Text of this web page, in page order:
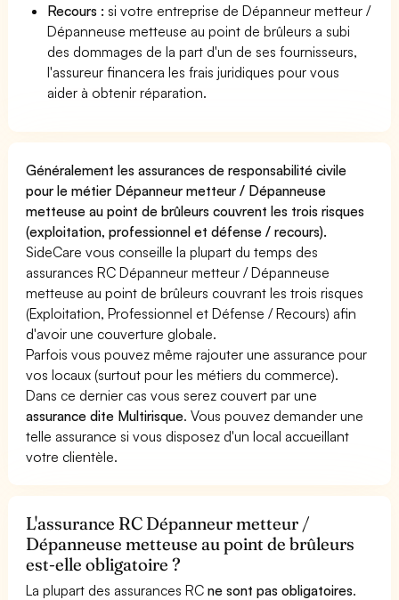
Recours : si votre entreprise de Dépanneur metteur /
Dépanneuse metteuse au point de brûleurs a subi
des dommages de la part d'un de ses fournisseurs,
l'assureur financera les frais juridiques pour vous
aider à obtenir réparation.
Généralement les assurances de responsabilité civile
pour le métier Dépanneur metteur / Dépanneuse
metteuse au point de brûleurs couvrent les trois risques
(exploitation, professionnel et défense / recours).
SideCare vous conseille la plupart du temps des
assurances RC Dépanneur metteur / Dépanneuse
metteuse au point de brûleurs couvrant les trois risques
(Exploitation, Professionnel et Défense / Recours) afin
d'avoir une couverture globale.
Parfois vous pouvez même rajouter une assurance pour
vos locaux (surtout pour les métiers du commerce).
Dans ce dernier cas vous serez couvert par une
assurance dite Multirisque. Vous pouvez demander une
telle assurance si vous disposez d'un local accueillant
votre clientèle.
L'assurance RC Dépanneur metteur /
Dépanneuse metteuse au point de brûleurs
est-elle obligatoire ?
La plupart des assurances RCne sont pas obligatoires.